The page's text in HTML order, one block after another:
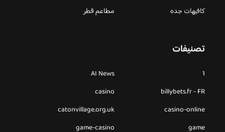
كافيهات جده
مطاعم قطر
تصنيفات
1
AI News
billybets.fr - FR
casino
casino-online
catonvillage.org.uk
game
game-casino